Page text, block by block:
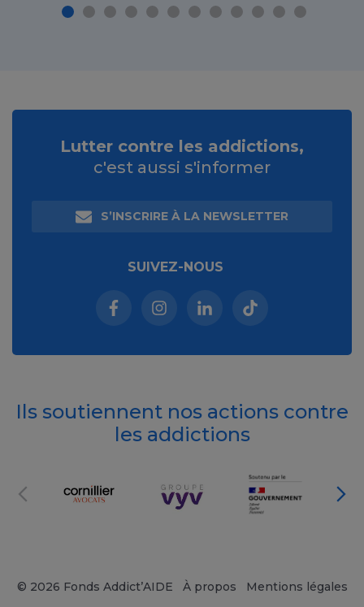
Lutter contre les addictions,
c'est aussi s'informer
S’INSCRIRE À LA NEWSLETTER
SUIVEZ-NOUS
Facebook (nouvelle fenêtre)
Instagram (nouvelle fenêtre)
Linkedin (nouvelle
Tiktok (nouvelle
Ils soutiennent nos actions contre
les addictions
© 2026 Fonds Addict’AIDE À propos
Mentions légales